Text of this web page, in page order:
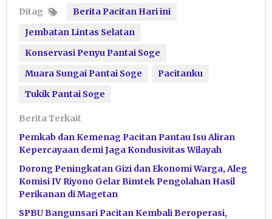
Ditag
Berita Pacitan Hari ini
Jembatan Lintas Selatan
Konservasi Penyu Pantai Soge
Muara Sungai Pantai Soge
Pacitanku
Tukik Pantai Soge
Berita Terkait
Pemkab dan Kemenag Pacitan Pantau Isu Aliran
Kepercayaan demi Jaga Kondusivitas Wilayah
Dorong Peningkatan Gizi dan Ekonomi Warga, Aleg
Komisi IV Riyono Gelar Bimtek Pengolahan Hasil
Perikanan di Magetan
SPBU Bangunsari Pacitan Kembali Beroperasi,